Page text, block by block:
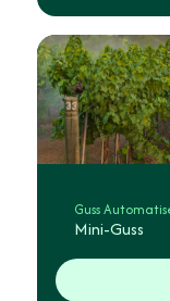
Guss
Mini-Guss